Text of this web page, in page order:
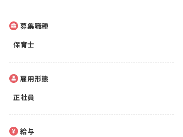
募集職種
保育士
雇用形態
正社員
給与